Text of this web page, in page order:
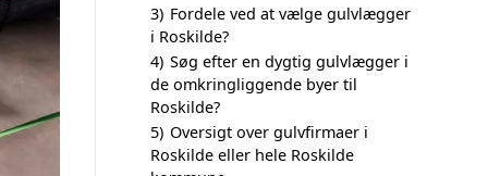
3) Fordele ved at vælge gulvlægger
i Roskilde?
4) Søg efter en dygtig gulvlægger i
de omkringliggende byer til
Roskilde?
5) Oversigt over gulvfirmaer i
Roskilde eller hele Roskilde